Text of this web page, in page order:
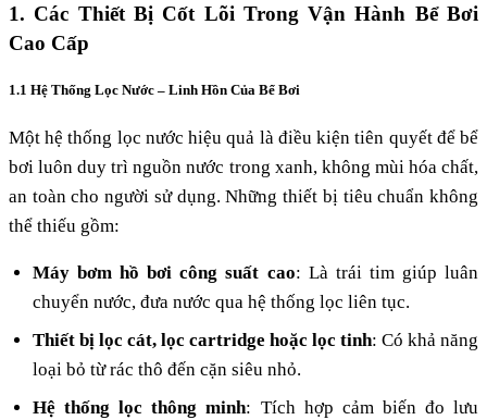
1. Các Thiết Bị Cốt Lõi Trong Vận Hành Bể Bơi
Cao Cấp
1.1 Hệ Thống Lọc Nước – Linh Hồn Của Bể Bơi
Một hệ thống lọc nước hiệu quả là điều kiện tiên quyết để bể
bơi luôn duy trì nguồn nước trong xanh, không mùi hóa chất,
an toàn cho người sử dụng. Những thiết bị tiêu chuẩn không
thể thiếu gồm:
Máy bơm hồ bơi công suất cao: Là trái tim giúp luân
chuyển nước, đưa nước qua hệ thống lọc liên tục.
Thiết bị lọc cát, lọc cartridge hoặc lọc tinh: Có khả năng
loại bỏ từ rác thô đến cặn siêu nhỏ.
Hệ thống lọc thông minh: Tích hợp cảm biến đo lưu